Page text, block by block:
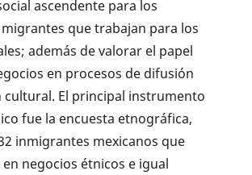
ascendente para los
que trabajan para los
además de valorar el papel
en procesos de difusión
cultural. El principal instrumento
fue la encuesta etnográfica,
inmigrantes mexicanos que
negocios étnicos e igual